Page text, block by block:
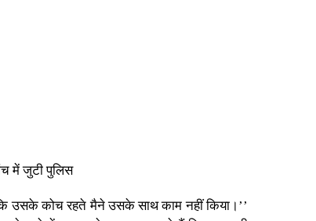
में जुटी पुलिस
उसके कोच रहते मैने उसके साथ काम नहीं किया।’’